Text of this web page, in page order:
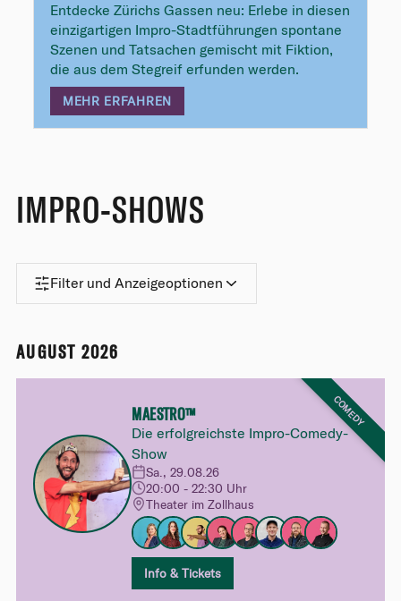
Entdecke Zürichs Gassen neu: Erlebe in diesen
einzigartigen Impro-Stadtführungen spontane
Szenen und Tatsachen gemischt mit Fiktion,
die aus dem Stegreif erfunden werden.
MEHR ERFAHREN
IMPRO-SHOWS
Filter und Anzeigeoptionen
AUGUST 2026
COMEDY
MAESTRO™
Die erfolgreichste Impro-Comedy-
Show
Sa., 29.08.26
20:00 - 22:30 Uhr
Theater im Zollhaus
Info & Tickets